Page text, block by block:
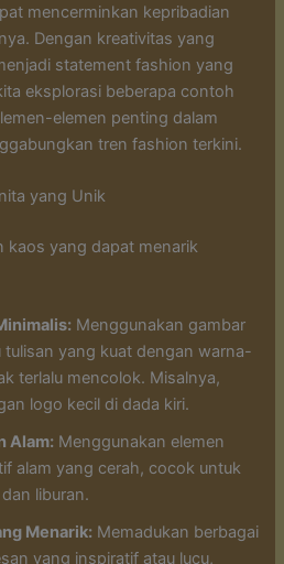
mencerminkan kepribadian
Dengan kreativitas yang
statement fashion yang
eksplorasi beberapa contoh
elemen penting dalam
tren fashion terkini.
yang Unik
kaos yang dapat menarik
Menggunakan gambar
tulisan yang kuat dengan warna-
terlalu mencolok. Misalnya,
logo kecil di dada kiri.
Alam: Menggunakan elemen
alam yang cerah, cocok untuk
liburan.
Menarik: Memadukan berbagai
yang inspiratif atau lucu,